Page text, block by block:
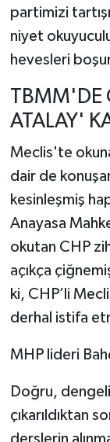
partimizi
niyet
hevesleri
TBMM'DE
ATALAY'
Meclis'te
dair de
kesinleşmiş
Anayasa
okutan CHP
açıkça
ki, CHP’li
derhal istifa
MHP lideri
Doğru,
çıkarıldıktan
derslerin